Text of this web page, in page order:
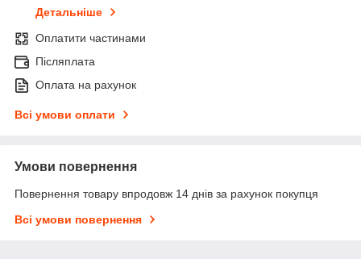
Детальніше
Оплатити частинами
Післяплата
Оплата на рахунок
Всі умови оплати
Умови повернення
Повернення товару впродовж 14 днів за рахунок покупця
Всі умови повернення